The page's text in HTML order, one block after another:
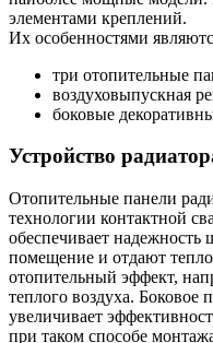
элементами креплений.
Их особенностями
три отопительные
воздуховыпускная
боковые
Устройство
Отопительные панели
технологии контактной
обеспечивает
помещение и отдают
отопительный эффект,
теплого воздуха. Боковое
увеличивает
при таком способе